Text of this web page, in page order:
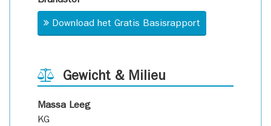
Download het Gratis Basisrapport
Gewicht & Milieu
Massa Leeg
KG